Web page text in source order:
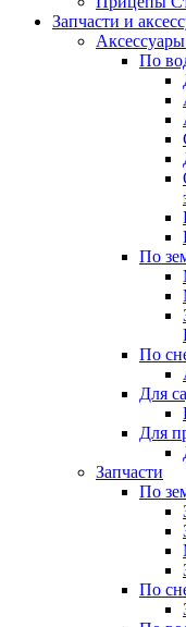
Запчасти и
По
По
По
Для
Для
Запчасти
По
По